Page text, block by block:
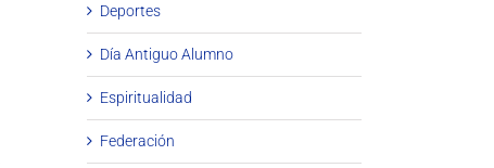
Deportes
Día Antiguo Alumno
Espiritualidad
Federación